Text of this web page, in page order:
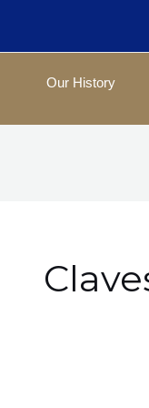
Our History